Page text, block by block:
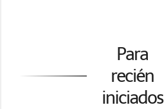
Para
recién
iniciados